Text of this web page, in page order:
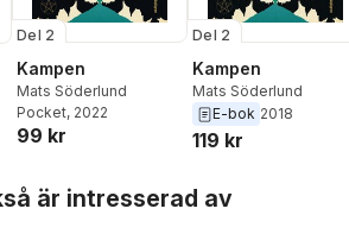
Labba,Anette
Kyhlström
Hetekivi Olsson
Harling,KG Hammar
Lars Gårdfeldt
Friedh,
Dahlstedt
Del 2
Kampen
Mats Söderlund
Pocket, 2022
99 kr
Del 2
Kampen
Mats Söderlund
E-bok 2018
119 kr
är intresserad av